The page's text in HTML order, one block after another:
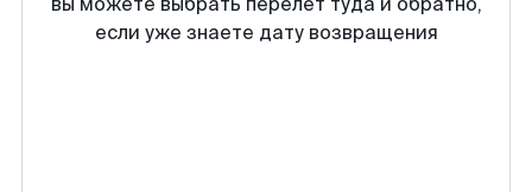
если уже знаете дату возвращения